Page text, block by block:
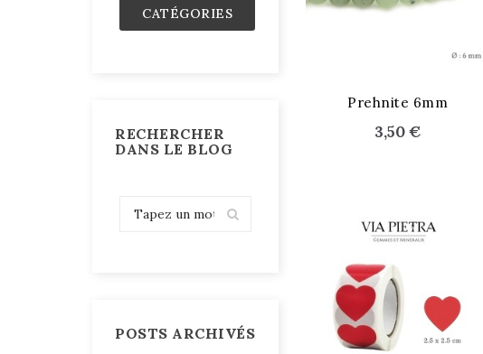
CATÉGORIES
RECHERCHER
DANS LE BLOG
POSTS ARCHIVÉS
Prehnite 6mm
3,50 €